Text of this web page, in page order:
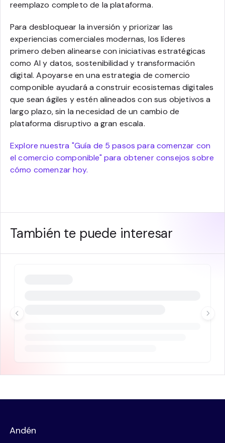
reemplazo completo de la plataforma.
Para desbloquear la inversión y priorizar las
experiencias comerciales modernas, los líderes
primero deben alinearse con iniciativas estratégicas
como AI y datos, sostenibilidad y transformación
digital. Apoyarse en una estrategia de comercio
componible ayudará a construir ecosistemas digitales
que sean ágiles y estén alineados con sus objetivos a
largo plazo, sin la necesidad de un cambio de
plataforma disruptivo a gran escala.
Explore nuestra "Guía de 5 pasos para comenzar con
el comercio componible" para obtener consejos sobre
cómo comenzar hoy.
También te puede interesar
Andén